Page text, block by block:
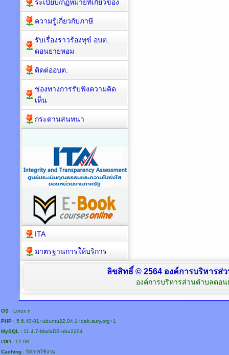
ระเบียบ/กฏหมายที่เกี่ยวข้อง
ความรู้เกี่ยวกับภาษี
รับเรื่องราวร้องทุข์ อบต.
ดอนยายหอม
ติดต่ออบต.
ช่องทางการรับฟังความคิด
เห็น
กระดานสนทนา
ITA
มาตรฐานการให้บริการ
ลิขสิทธิ์ © 2564 องค์การบริหารส่
องค์การบริหารส่วนตำบลดอน
OS : Linux n
PHP : 5.6.40-81+ubuntu22.04.1+deb.sury.org+1
MySQL : 11.4.7-MariaDB-ubu2204
เวลา : 12:08
Caching : ปิดการใช้งาน